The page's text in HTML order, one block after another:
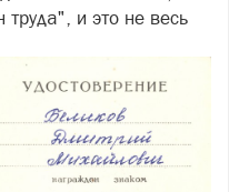
и это не весь